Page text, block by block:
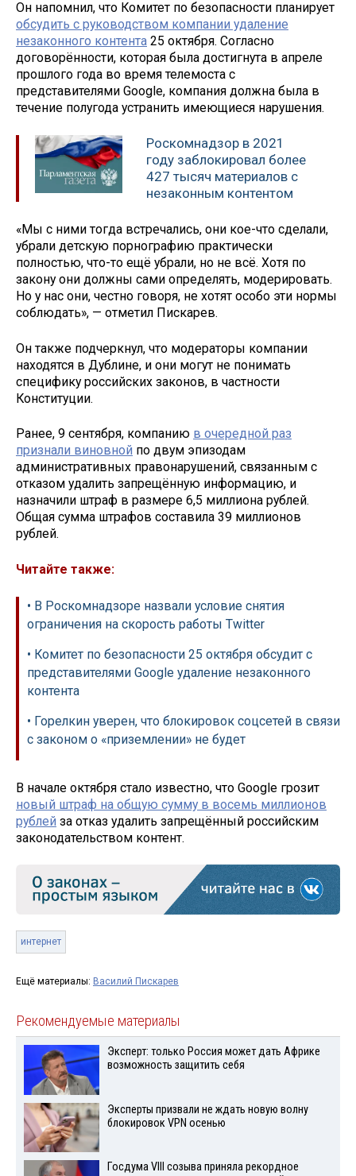
Он напомнил, что Комитет по безопасности планирует
обсудить с руководством компании удаление
незаконного контента 25 октября. Согласно
договорённости, которая была достигнута в апреле
прошлого года во время телемоста с
представителями Google, компания должна была в
течение полугода устранить имеющиеся нарушения.
Роскомнадзор в 2021
году заблокировал более
427 тысяч материалов с
незаконным контентом
«Мы с ними тогда встречались, они кое-что сделали,
убрали детскую порнографию практически
полностью, что-то ещё убрали, но не всё. Хотя по
закону они должны сами определять, модерировать.
Но у нас они, честно говоря, не хотят особо эти нормы
соблюдать», — отметил Пискарев.
Он также подчеркнул, что модераторы компании
находятся в Дублине, и они могут не понимать
специфику российских законов, в частности
Конституции.
Ранее, 9 сентября, компанию в очередной раз
признали виновной по двум эпизодам
административных правонарушений, связанным с
отказом удалить запрещённую информацию, и
назначили штраф в размере 6,5 миллиона рублей.
Общая сумма штрафов составила 39 миллионов
рублей.
Читайте также:
• В Роскомнадзоре назвали условие снятия
ограничения на скорость работы Twitter
• Комитет по безопасности 25 октября обсудит с
представителями Google удаление незаконного
контента
• Горелкин уверен, что блокировок соцсетей в связи
с законом о «приземлении» не будет
В начале октября стало известно, что Google грозит
новый штраф на общую сумму в восемь миллионов
рублей за отказ удалить запрещённый российским
законодательством контент.
интернет
Ещё материалы: Василий Пискарев
Рекомендуемые материалы
Эксперт: только Россия может дать Африке
возможность защитить себя
Эксперты призвали не ждать новую волну
блокировок VPN осенью
Госдума VIII созыва приняла рекордное